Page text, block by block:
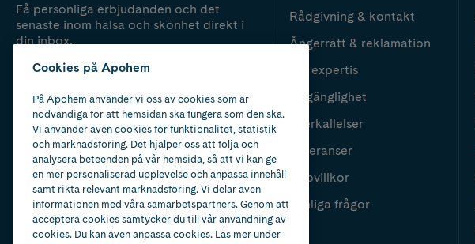
Få personliga erbjudanden och det
senaste inom hälsa och skönhet direkt i
din inbox.
Rådgivning & kontakt
Ångerrätt & reklamation
Vår expertis
Tillgänglighet
Återkallelser
Leveranser
Köpvillkor
Vanliga frågor
Cookies på Apohem
På Apohem använder vi oss av cookies som är
nödvändiga för att hemsidan ska fungera som den ska.
Vi använder även cookies för funktionalitet, statistik
och marknadsföring. Det hjälper oss att följa och
analysera beteenden på vår hemsida, så att vi kan ge
en mer personaliserad upplevelse och anpassa innehåll
samt rikta relevant marknadsföring. Vi delar även
informationen med våra samarbetspartners. Genom att
acceptera cookies samtycker du till vår användning av
cookies. Du kan även anpassa cookies. Läs mer under